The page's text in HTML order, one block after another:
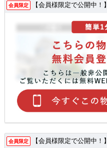
会員限定 【会員様限定で公開中！】
会員限定 【会員様限定で公開中！】